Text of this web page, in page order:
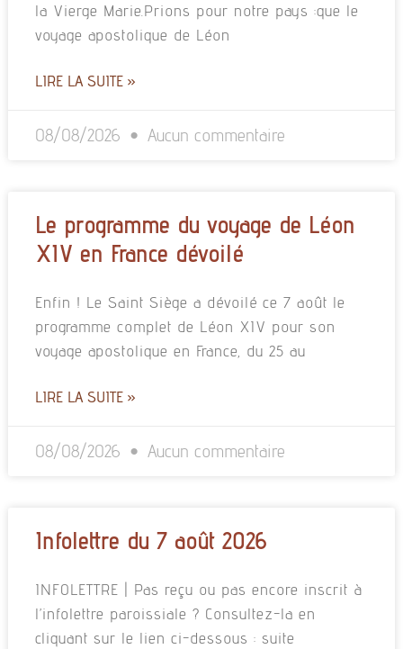
la Vierge Marie.Prions pour notre pays :que le
voyage apostolique de Léon
LIRE LA SUITE »
08/08/2026 Aucun commentaire
Le programme du voyage de Léon
XIV en France dévoilé
Enfin ! Le Saint Siège a dévoilé ce 7 août le
programme complet de Léon XIV pour son
voyage apostolique en France, du 25 au
LIRE LA SUITE »
08/08/2026 Aucun commentaire
Infolettre du 7 août 2026
INFOLETTRE | Pas reçu ou pas encore inscrit à
l’infolettre paroissiale ? Consultez-la en
cliquant sur le lien ci-dessous : suite